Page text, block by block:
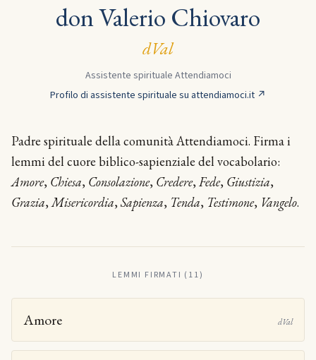
don Valerio Chiovaro
dVal
Assistente spirituale Attendiamoci
Profilo di assistente spirituale su attendiamoci.it ↗
Padre spirituale della comunità Attendiamoci. Firma i
lemmi del cuore biblico-sapienziale del vocabolario:
Amore, Chiesa, Consolazione, Credere, Fede, Giustizia,
Grazia,Misericordia,Sapienza, Tenda, Testimone, Vangelo.
LEMMI FIRMATI (11)
Amore dVal